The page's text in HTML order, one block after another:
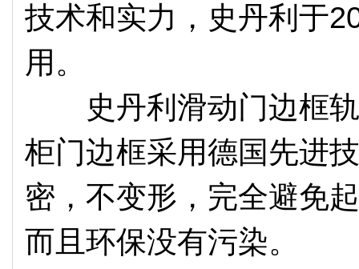
技术和实力，史丹利于
用。
史丹利滑动门边框轨
柜门边框采用德国先进
密，不变形，完全避免
而且环保没有污染。